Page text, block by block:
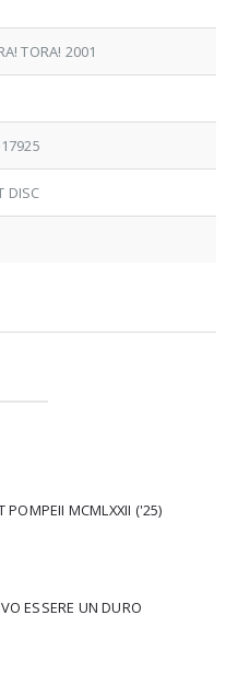
TORA! 2001
DISC
POMPEII MCMLXXII ('25)
ESSERE UN DURO